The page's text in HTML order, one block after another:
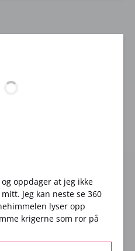
oppdager at jeg ikke
Jeg kan neste se 360
lyser opp
krigerne som ror på